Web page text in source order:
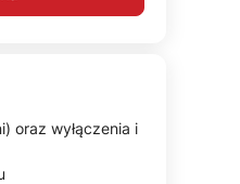
oraz wyłączenia i